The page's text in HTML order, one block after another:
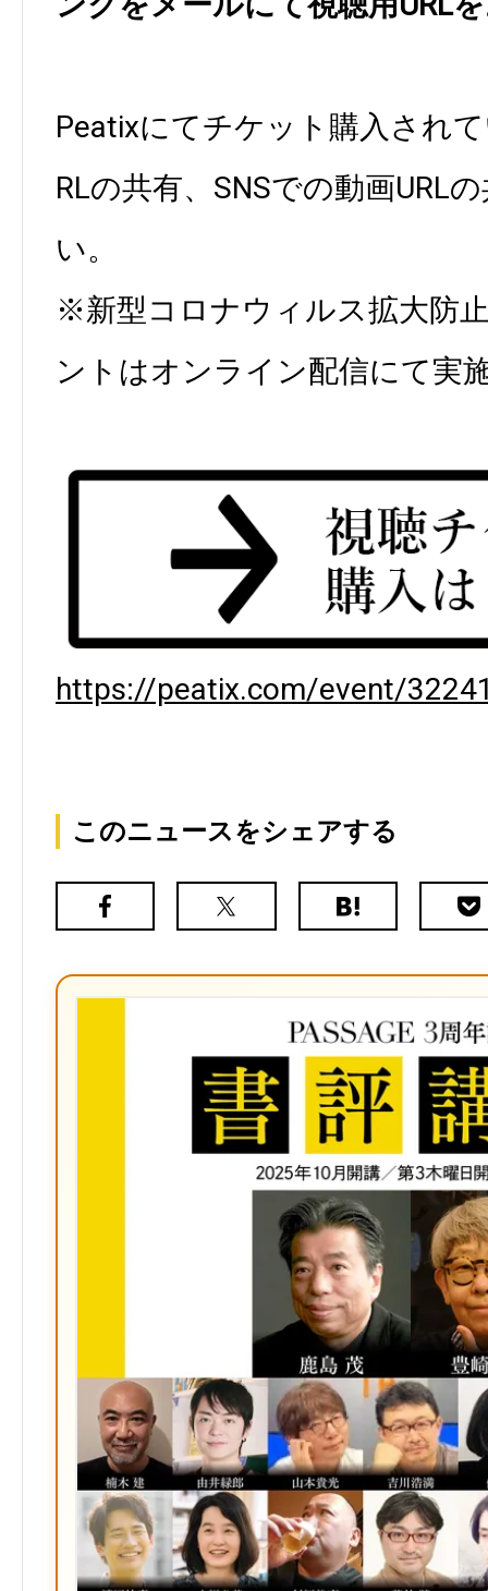
Peatixにてチケット購入され
RLの共有、SNSでの動画URL
い。
※新型コロナウィルス拡大防
ントはオンライン配信にて実
https://peatix.com/event/
このニュースをシェアする
Facebook
X（旧
は
ク
マ
ー
ク